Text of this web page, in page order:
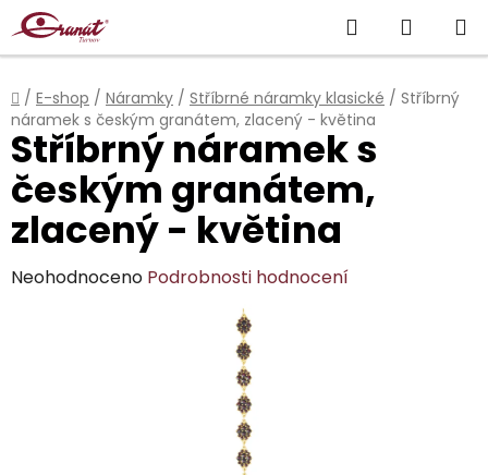
Přejít
na
obsah
Hledat
KOŠÍK
Domů
/ E-shop / Náramky / Stříbrné náramky klasické / Stříbrný
náramek s českým granátem, zlacený - květina
Stříbrný náramek s
českým granátem,
zlacený - květina
Průměrné
Neohodnoceno Podrobnosti hodnocení